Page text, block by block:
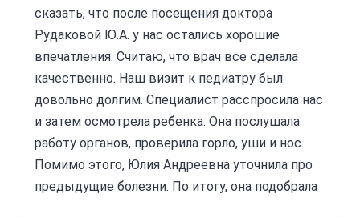
Источник:prodoctorov.ru
Рудакова Юлия Андреевна
сказать, что после посещения доктора
Рудаковой Ю.А. у нас остались хорошие
впечатления. Считаю, что врач все сделала
качественно. Наш визит к педиатру был
довольно долгим. Специалист расспросила нас
и затем осмотрела ребенка. Она послушала
работу органов, проверила горло, уши и нос.
Помимо этого, Юлия Андреевна уточнила про
предыдущие болезни. По итогу, она подобрала